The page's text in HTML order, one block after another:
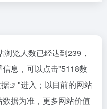
览人数已经达到239，
息，可以点击"5118数
"进入；以目前的网站
据为准，更多网站价值